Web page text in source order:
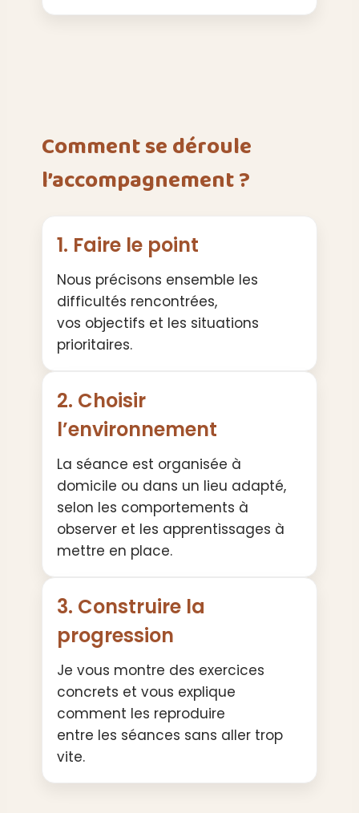
Comment se déroule
l’accompagnement ?
1. Faire le point
Nous précisons ensemble les
difficultés rencontrées,
vos objectifs et les situations
prioritaires.
2. Choisir
l’environnement
La séance est organisée à
domicile ou dans un lieu adapté,
selon les comportements à
observer et les apprentissages à
mettre en place.
3. Construire la
progression
Je vous montre des exercices
concrets et vous explique
comment les reproduire
entre les séances sans aller trop
vite.